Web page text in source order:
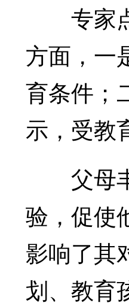
专家点
方面，一
育条件；
示，受教
父母丰
验，促使
影响了其
划、教育